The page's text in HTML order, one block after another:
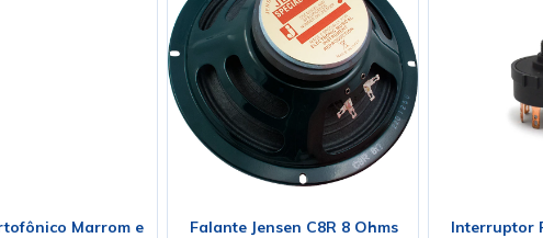
Marrom e
Falante Jensen C8R 8 Ohms
Interruptor